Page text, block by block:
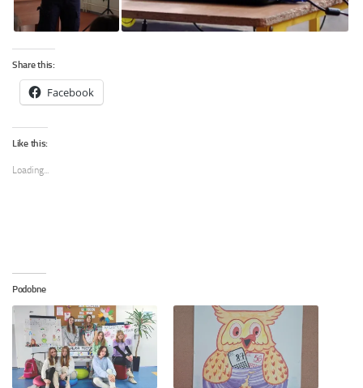
Share this:
Facebook
Like this:
Loading...
Podobne